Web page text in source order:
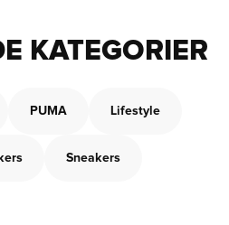
KATEGORIER
PUMA Lifestyle
Sneakers